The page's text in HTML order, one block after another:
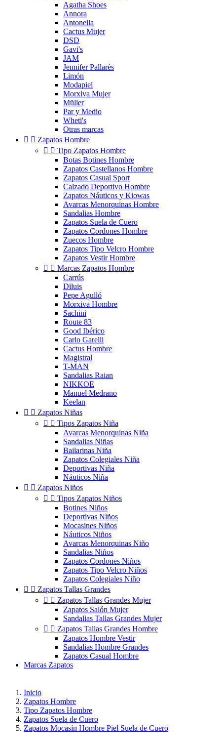
Agatha Shoes
Annora
Antonella
Cactus Mujer
DSD
Gavi's
JAM
Jennifer Pallarés
Limón
Modapiel
Morxiva Mujer
Müller
Par y Medio
Wheti's
Otras marcas
  Zapatos Hombre
  Tipo Zapatos Hombre
Botas Botines Hombre
Zapatos Castellanos Hombre
Zapatos Casual Sport
Calzado Deportivo Hombre
Zapatos Náuticos y Kiowas
Avarcas Menorquinas Hombre
Sandalias Hombre
Zapatos Suela de Cuero
Zapatos Cordones Hombre
Zuecos Hombre
Zapatos Tipo Velcro Hombre
Zapatos Vestir Hombre
  Marcas Zapatos Hombre
Carrús
Diluis
Pepe Agulló
Morxiva Hombre
Sachini
Route 83
Good Ibérico
Carlo Garelli
Cactus Hombre
Magistral
T-MAN
Sandalias Raian
NIKKOE
Manuel Medrano
Keelan
  Zapatos Niñas
  Tipos Zapatos Niña
Avarcas Menorquinas Niña
Sandalias Niñas
Bailarinas Niña
Zapatos Colegiales Niña
Deportivas Niña
Náuticos Niña
  Zapatos Niños
  Tipos Zapatos Niños
Botines Niños
Deportivas Niños
Mocasines Niños
Náuticos Niños
Avarcas Menorquinas Niño
Sandalias Niños
Zapatos Cordones Niños
Zapatos Tipo Velcro Niños
Zapatos Colegiales Niño
  Zapatos Tallas Grandes
  Zapatos Tallas Grandes Mujer
Zapatos Salón Mujer
Sandalias Tallas Grandes Mujer
  Zapatos Tallas Grandes Hombre
Zapatos Hombre Vestir
Sandalias Hombre Grandes
Zapatos Casual Hombre
Marcas Zapatos
Inicio
Zapatos Hombre
Tipo Zapatos Hombre
Zapatos Suela de Cuero
Zapatos Mocasín Hombre Piel Suela de Cuero